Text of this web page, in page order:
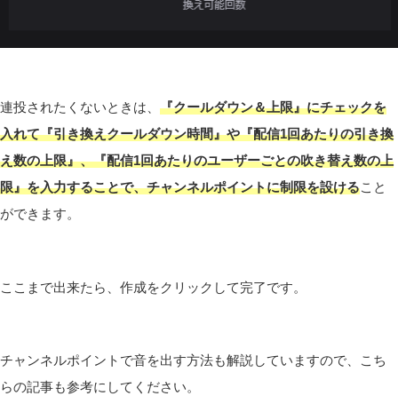
連投されたくないときは、 『クールダウン＆上限』にチェックを
入れて『引き換えクールダウン時間』や『配信1回あたりの引き換
え数の上限』、『配信1回あたりのユーザーごとの吹き替え数の上
限』を入力することで、チャンネルポイントに制限を設けること
ができます。
ここまで出来たら、作成をクリックして完了です。
チャンネルポイントで音を出す方法も解説していますので、こち
らの記事も参考にしてください。